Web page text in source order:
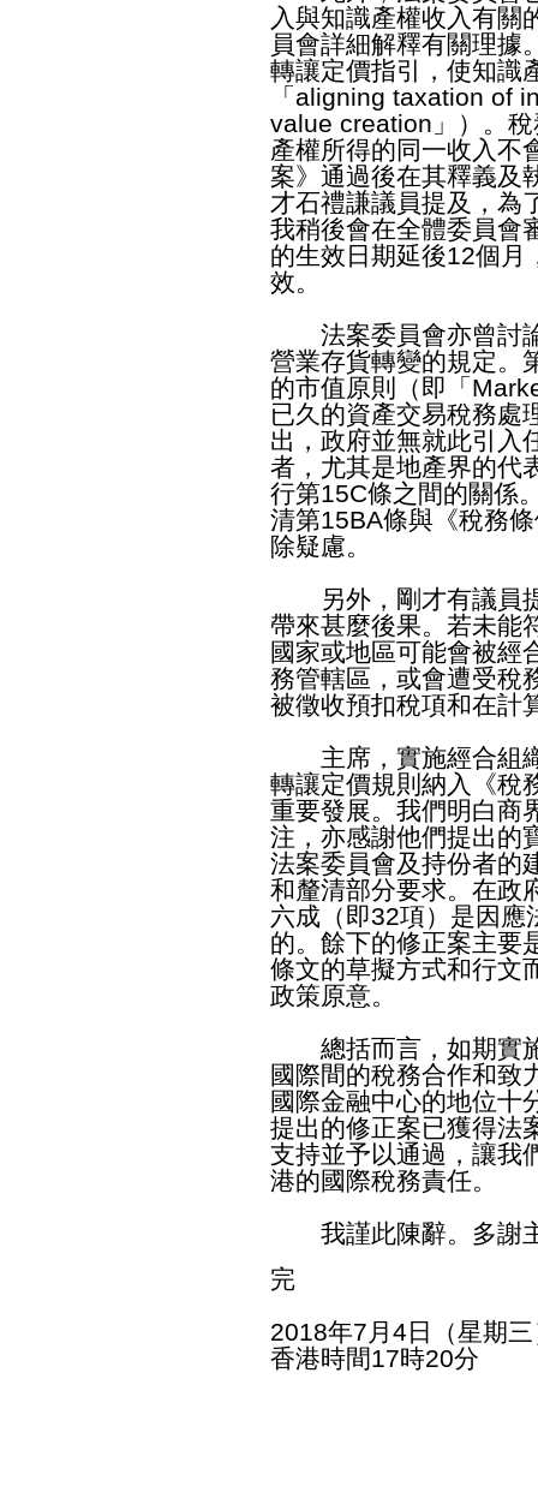
入與知識產權收入有關
員會詳細解釋有關理據
轉讓定價指引，使知識
「aligning taxation of
value creation」）。
產權所得的同一收入不
案》通過後在其釋義及
才石禮謙議員提及，為
我稍後會在全體委員會
的生效日期延後12個月
效。
法案委員會亦曾討論
營業存貨轉變的規定。
的市值原則（即「
已久的資產交易稅務處
出，政府並無就此引入
者，尤其是地產界的代
行第15C條之間的關係
清第15BA條與《稅務
除疑慮。
另外，剛才有議員提
帶來甚麼後果。若未能
國家或地區可能會被經
務管轄區，或會遭受稅
被徵收預扣稅項和在計
主席，實施經合組織
轉讓定價規則納入《稅
重要發展。我們明白商
注，亦感謝他們提出的
法案委員會及持份者的
和釐清部分要求。在政
六成（即32項）是因應
的。餘下的修正案主要
條文的草擬方式和行文
政策原意。
總括而言，如期實施
國際間的稅務合作和致
國際金融中心的地位十
提出的修正案已獲得法
支持並予以通過，讓我
港的國際稅務責任。
我謹此陳辭。多謝
完
2018年7月4日（星期
香港時間17時20分